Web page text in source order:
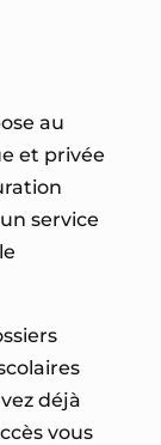
au
et privée
service
déjà
vous